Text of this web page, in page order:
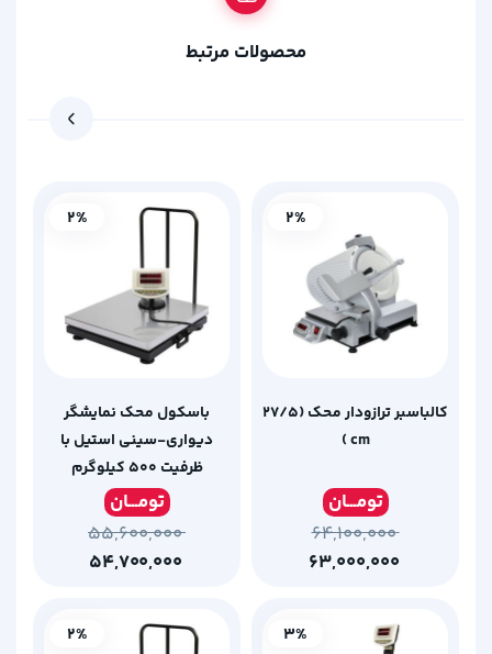
محصولات مرتبط
کالباسبر ترازودار محک (27/5
cm )
تومـــان
۶۴,۱۰۰,۰۰۰
2%
باسکول محک نمایشگر
دیواری-سینی استیل با
ظرفیت 500 کیلوگرم
تومـــان
۵۵,۶۰۰,۰۰۰
2%
3%
2%